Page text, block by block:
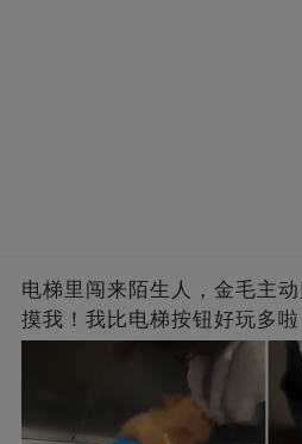
电梯里闯来陌生人，金毛主
摸我！我比电梯按钮好玩多啦